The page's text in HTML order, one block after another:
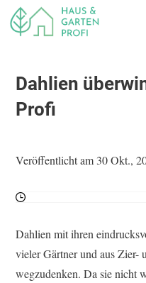
Dahlien
Profi
Veröffentlicht am 30 Okt.,
Dahlien mit ihren
vieler Gärtner und aus Zier-
wegzudenken. Da sie nicht